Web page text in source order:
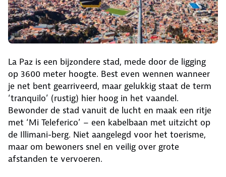
La Paz is een bijzondere stad, mede door de ligging
op 3600 meter hoogte. Best even wennen wanneer
je net bent gearriveerd, maar gelukkig staat de term
‘tranquilo’ (rustig) hier hoog in het vaandel.
Bewonder de stad vanuit de lucht en maak een ritje
met ‘Mi Teleferico’ – een kabelbaan met uitzicht op
de Illimani-berg. Niet aangelegd voor het toerisme,
maar om bewoners snel en veilig over grote
afstanden te vervoeren.